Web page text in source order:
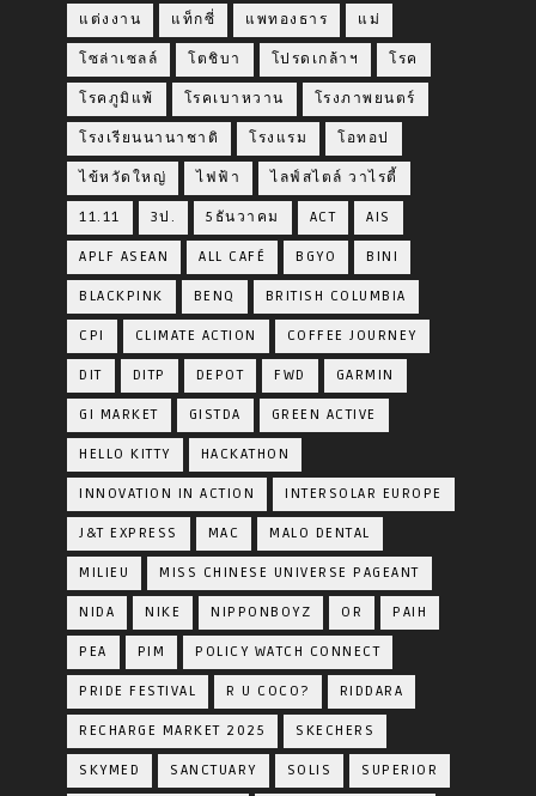
แต่งงาน แท็กซี่ แพทองธาร แม่
โซล่าเซลล์ โตชิบา โปรดเกล้าฯ โรค
โรคภูมิแพ้ โรคเบาหวาน โรงภาพยนตร์
โรงเรียนนานาชาติ โรงแรม โอทอป
ไข้หวัดใหญ่ ไฟฟ้า ไลฟ์สไตล์ วาไรตี้
11.11 3ป. 5ธันวาคม ACT AIS
APLF ASEAN ALL CAFÉ BGYO BINI
BLACKPINK BENQ BRITISH COLUMBIA
CPI CLIMATE ACTION COFFEE JOURNEY
DIT DITP DEPOT FWD GARMIN
GI MARKET GISTDA GREEN ACTIVE
HELLO KITTY HACKATHON
INNOVATION IN ACTION INTERSOLAR EUROPE
J&T EXPRESS MAC MALO DENTAL
MILIEU MISS CHINESE UNIVERSE PAGEANT
NIDA NIKE NIPPONBOYZ OR PAIH
PEA PIM POLICY WATCH CONNECT
PRIDE FESTIVAL R U COCO? RIDDARA
RECHARGE MARKET 2025 SKECHERS
SKYMED SANCTUARY SOLIS SUPERIOR